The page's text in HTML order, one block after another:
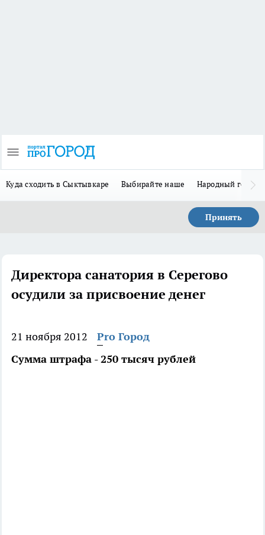
Куда сходить в Сыктывкаре Выбирайте наше Народный герой-
Принять
Директора санатория в Серегово
осудили за присвоение денег
21 ноября 2012
Pro Город
Сумма штрафа - 250 тысяч рублей